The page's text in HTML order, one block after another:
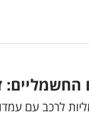
לרכב עם